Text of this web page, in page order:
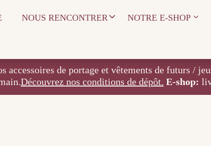
NOUS RENCONTRER NOTRE E-SHOP
de portage et vêtements de futurs /
Découvrez nos conditions de dépôt. E-shop: